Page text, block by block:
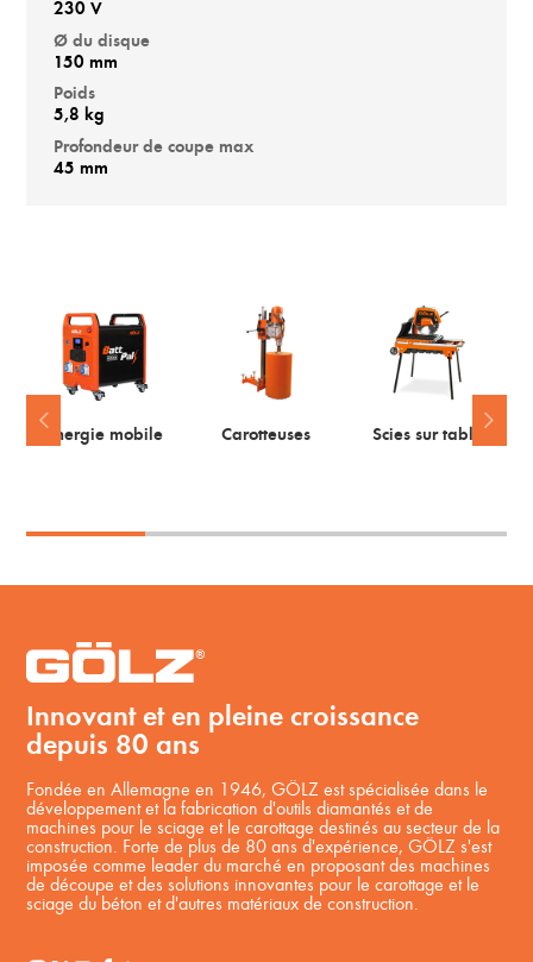
230 V
Ø du disque
150 mm
Poids
5,8 kg
Profondeur de coupe max
45 mm
Energie mobile Carotteuses Scies sur table
Innovant et en pleine croissance
depuis 80 ans
Fondée en Allemagne en 1946, GÖLZ est spécialisée dans le
développement et la fabrication d'outils diamantés et de
machines pour le sciage et le carottage destinés au secteur de la
construction. Forte de plus de 80 ans d'expérience, GÖLZ s'est
imposée comme leader du marché en proposant des machines
de découpe et des solutions innovantes pour le carottage et le
sciage du béton et d'autres matériaux de construction.